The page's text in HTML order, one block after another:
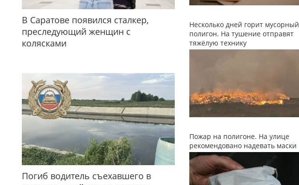
В Саратове появился сталкер,
преследующий женщин с
колясками
Погиб водитель съехавшего в
Несколько дней горит мусорный
полигон. На тушение отправят
тяжёлую технику
Пожар на полигоне. На улице
рекомендовано надевать маски